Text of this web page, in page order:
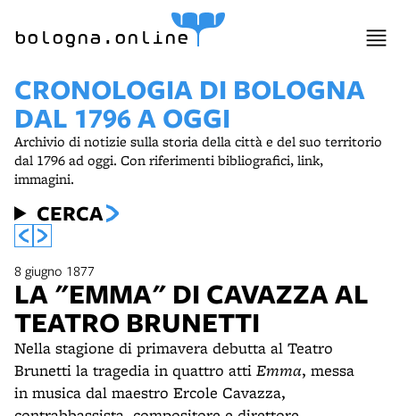
bologna.online
CRONOLOGIA DI BOLOGNA
DAL 1796 A OGGI
Archivio di notizie sulla storia della città e del suo territorio
dal 1796 ad oggi. Con riferimenti bibliografici, link,
immagini.
CERCA
8 giugno 1877
LA "EMMA" DI CAVAZZA AL
TEATRO BRUNETTI
Nella stagione di primavera debutta al Teatro
Brunetti la tragedia in quattro atti Emma, messa
in musica dal maestro Ercole Cavazza,